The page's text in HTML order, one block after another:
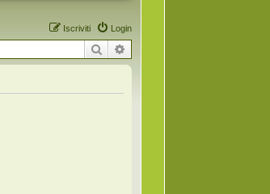
Login
Iscriviti
Cerca